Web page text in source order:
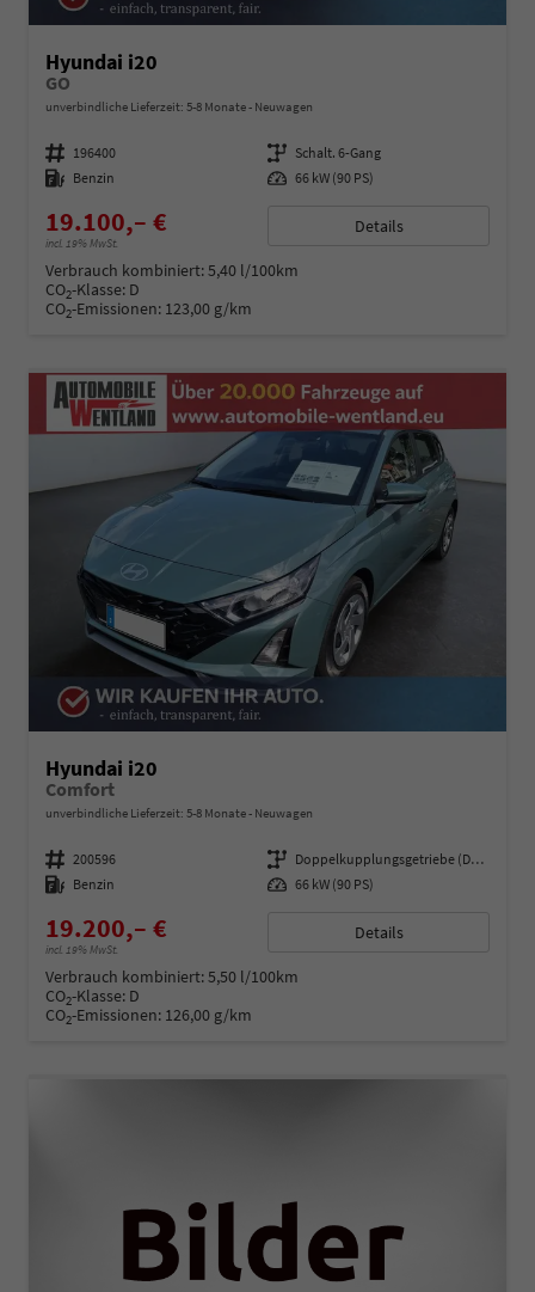
Hyundai i20
GO
unverbindliche Lieferzeit: 5-8 Monate Neuwagen
Fahrzeugnummer 196400 Getriebe Schalt. 6-Gang
Kraftstoff Benzin Leistung 66 kW (90 PS)
19.100,– €
incl. 19% MwSt.
Details
Verbrauch kombiniert:5,40 l/100km
CO2-Klasse: D
CO2-Emissionen: 123,00 g/km
Hyundai i20
Comfort
unverbindliche Lieferzeit: 5-8 Monate Neuwagen
Fahrzeugnummer 200596 Getriebe
Doppelkupplungsgetriebe (DSG)
Kraftstoff Benzin Leistung 66 kW (90 PS)
19.200,– €
incl. 19% MwSt.
Details
Verbrauch kombiniert:5,50 l/100km
CO2-Klasse: D
CO2-Emissionen: 126,00 g/km